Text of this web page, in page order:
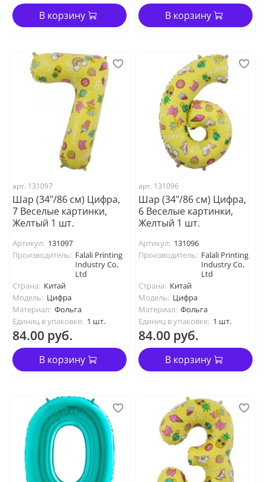
В корзину В корзину
арт. 131097
Шар (34"/86 см) Цифра,
7 Веселые картинки,
Желтый 1 шт.
Артикул: 131097
Производитель: Falali Printing
Industry Co,
Ltd
Страна: Китай
Модель: Цифра
Материал: Фольга
Единиц в упаковке: 1 шт.
84.00 руб.
В корзину
арт. 131096
Шар (34"/86 см) Цифра,
6 Веселые картинки,
Желтый 1 шт.
Артикул: 131096
Производитель: Falali Printing
Industry Co,
Ltd
Страна: Китай
Модель: Цифра
Материал: Фольга
Единиц в упаковке: 1 шт.
84.00 руб.
В корзину